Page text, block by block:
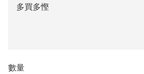
多買多慳
數量